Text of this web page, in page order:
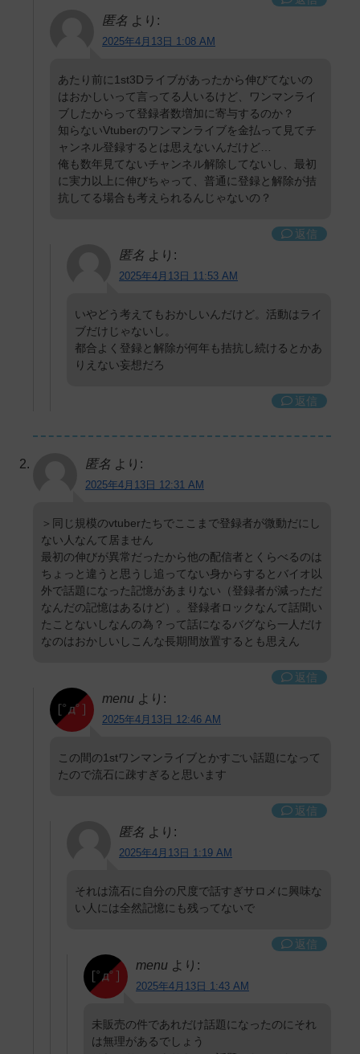
匿名 より:
2025年4月13日 1:08 AM
あたり前に1st3Dライブがあったから伸びてないの
はおかしいって言ってる人いるけど、ワンマンライ
ブしたからって登録者数増加に寄与するのか？
知らないVtuberのワンマンライブを金払って見てチ
ャンネル登録するとは思えないんだけど…
俺も数年見てないチャンネル解除してないし、最初
に実力以上に伸びちゃって、普通に登録と解除が拮
抗してる場合も考えられるんじゃないの？
返信
匿名 より:
2025年4月13日 11:53 AM
いやどう考えてもおかしいんだけど。活動はライ
ブだけじゃないし。
都合よく登録と解除が何年も拮抗し続けるとかあ
りえない妄想だろ
返信
匿名 より:
2025年4月13日 12:31 AM
＞同じ規模のvtuberたちでここまで登録者が微動だにし
ない人なんて居ません
最初の伸びが異常だったから他の配信者とくらべるのは
ちょっと違うと思うし追ってない身からするとバイオ以
外で話題になった記憶があまりない（登録者が減っただ
なんだの記憶はあるけど）。登録者ロックなんて話聞い
たことないしなんの為？って話になるバグなら一人だけ
なのはおかしいしこんな長期間放置するとも思えん
返信
menu より:
2025年4月13日 12:46 AM
この間の1stワンマンライブとかすごい話題になって
たので流石に疎すぎると思います
返信
匿名 より:
2025年4月13日 1:19 AM
それは流石に自分の尺度で話すぎサロメに興味な
い人には全然記憶にも残ってないで
返信
menu より:
2025年4月13日 1:43 AM
未販売の件であれだけ話題になったのにそれ
は無理があるでしょう